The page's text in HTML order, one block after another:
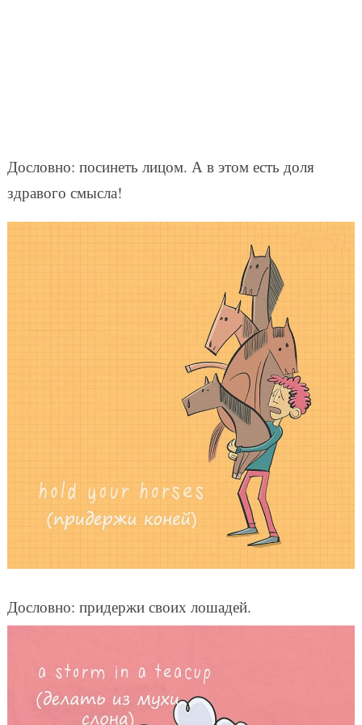
Дословно: посинеть лицом. А в этом есть доля
здравого смысла!
Дословно: придержи своих лошадей.